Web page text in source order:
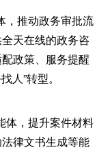
，推动政务审批流
天在线的政务咨
政策、服务提醒
人”转型。
体，提升案件材料
律文书生成等能